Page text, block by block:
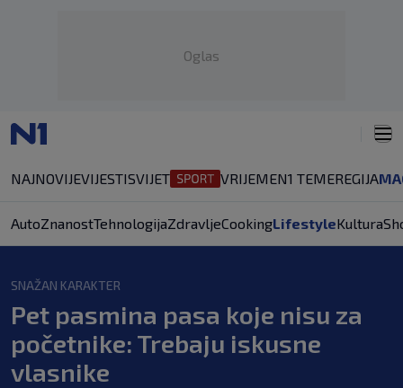
Oglas
NAJNOVIJEVIJESTISVIJET VRIJEMEN1 TEMEREGIJA
AutoZnanostTehnologijaZdravljeCookingLifestyleKultura
SNAŽAN KARAKTER
Pet pasmina pasa koje nisu za
početnike: Trebaju iskusne
vlasnike